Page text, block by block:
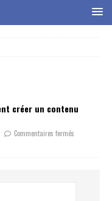
créer un contenu
Commentaires fermés